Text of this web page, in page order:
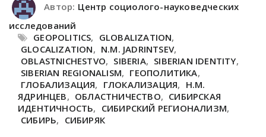
Автор: Центр социолого-науковедческих
исследований
GEOPOLITICS, GLOBALIZATION,
GLOCALIZATION, N.M. JADRINTSEV,
OBLASTNICHESTVO, SIBERIA, SIBERIAN IDENTITY,
SIBERIAN REGIONALISM, ГЕОПОЛИТИКА,
ГЛОБАЛИЗАЦИЯ, ГЛОКАЛИЗАЦИЯ, Н.М.
ЯДРИНЦЕВ, ОБЛАСТНИЧЕСТВО, СИБИРСКАЯ
ИДЕНТИЧНОСТЬ, СИБИРСКИЙ РЕГИОНАЛИЗМ,
СИБИРЬ, СИБИРЯК